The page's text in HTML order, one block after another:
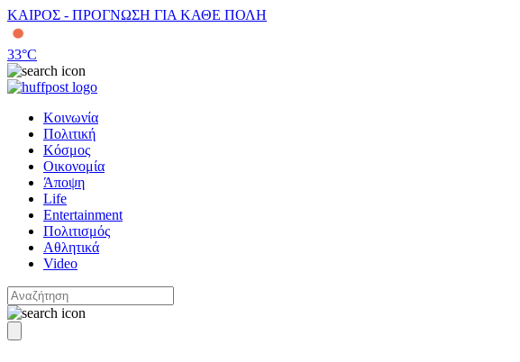
ΚΑΙΡΟΣ - ΠΡΟΓΝΩΣΗ ΓΙΑ ΚΑΘΕ ΠΟΛΗ
33°C
Κοινωνία
Πολιτική
Κόσμος
Οικονομία
Άποψη
Life
Entertainment
Πολιτισμός
Αθλητικά
Video